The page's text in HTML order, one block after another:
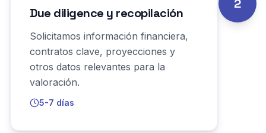
Due diligence y recopilación
Solicitamos información financiera,
contratos clave, proyecciones y
otros datos relevantes para la
valoración.
5-7 días
2